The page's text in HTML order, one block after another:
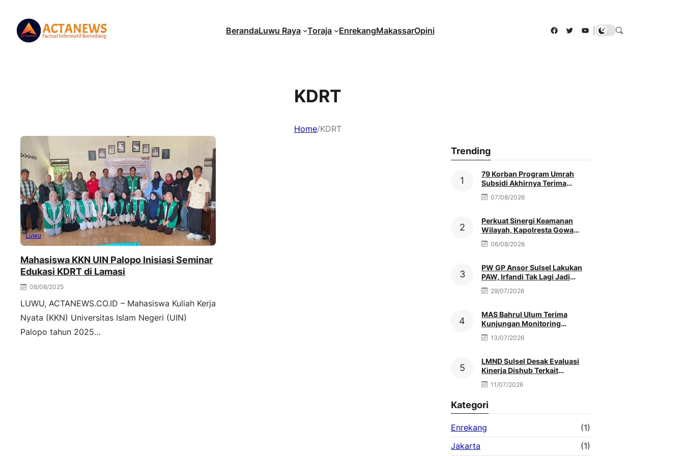
BerandaLuwu Raya Toraja EnrekangMakassarOpini Facebook
TwitterYouTube
KDRT
Home/KDRT
Luwu
Mahasiswa KKN UIN Palopo Inisiasi Seminar
Edukasi KDRT di Lamasi
08/08/2025
LUWU, ACTANEWS.CO.ID – Mahasiswa Kuliah Kerja
Nyata (KKN) Universitas Islam Negeri (UIN)
Palopo tahun 2025…
Trending
79 Korban Program Umrah
Subsidi Akhirnya Terima
Refund Penuh, Nenek Sutinah
Tak Kuasa Menahan Haru
07/08/2026
Perkuat Sinergi Keamanan
Wilayah, Kapolresta Gowa
Baru Silaturahmi Ke Kediaman
Ketua PCNU
06/08/2026
PW GP Ansor Sulsel Lakukan
PAW, Irfandi Tak Lagi Jadi
Pengurus
29/07/2026
MAS Bahrul Ulum Terima
Kunjungan Monitoring
MATAMUDA Ketua Pokjawas
Madrasah Nasional
13/07/2026
LMND Sulsel Desak Evaluasi
Kinerja Dishub Terkait
Kemacetan Akibat Truk Berat &
Antrean Solar
11/07/2026
Kategori
Enrekang
(1)
Jakarta
(1)